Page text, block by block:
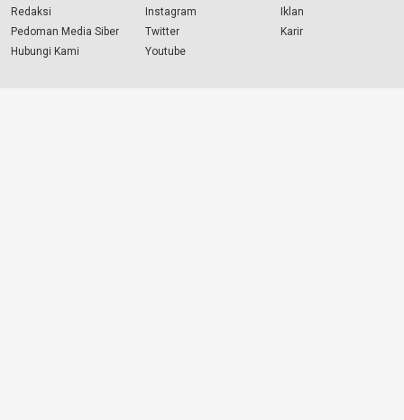
Redaksi
Pedoman Media Siber
Hubungi Kami
Instagram
Twitter
Youtube
Iklan
Karir